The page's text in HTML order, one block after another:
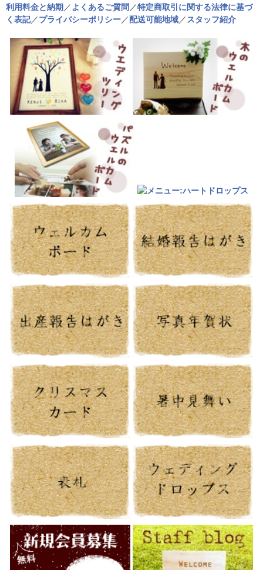
利用料金と納期 ／ よくあるご質問 ／特定商取引に関する法律に基づ
く表記／プライバシーポリシー／配送可能地域／ スタッフ紹介